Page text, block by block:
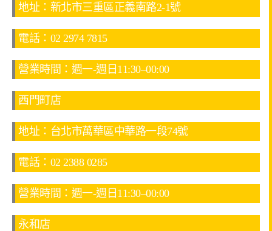
地址：新北市三重區正義南路2-1號
電話：02 2974 7815
營業時間：週一-週日11:30–00:00
西門町店
地址：台北市萬華區中華路一段74號
電話：02 2388 0285
營業時間：週一-週日11:30–00:00
永和店